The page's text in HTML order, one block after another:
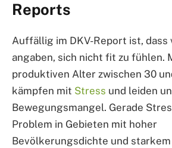
Reports
Auffällig im DKV-Report ist, dass
angaben, sich nicht fit zu fühlen.
produktiven Alter zwischen 30
kämpfen mit Stress und leiden
Bewegungsmangel. Gerade
Problem in Gebieten mit hoher
Bevölkerungsdichte und starkem